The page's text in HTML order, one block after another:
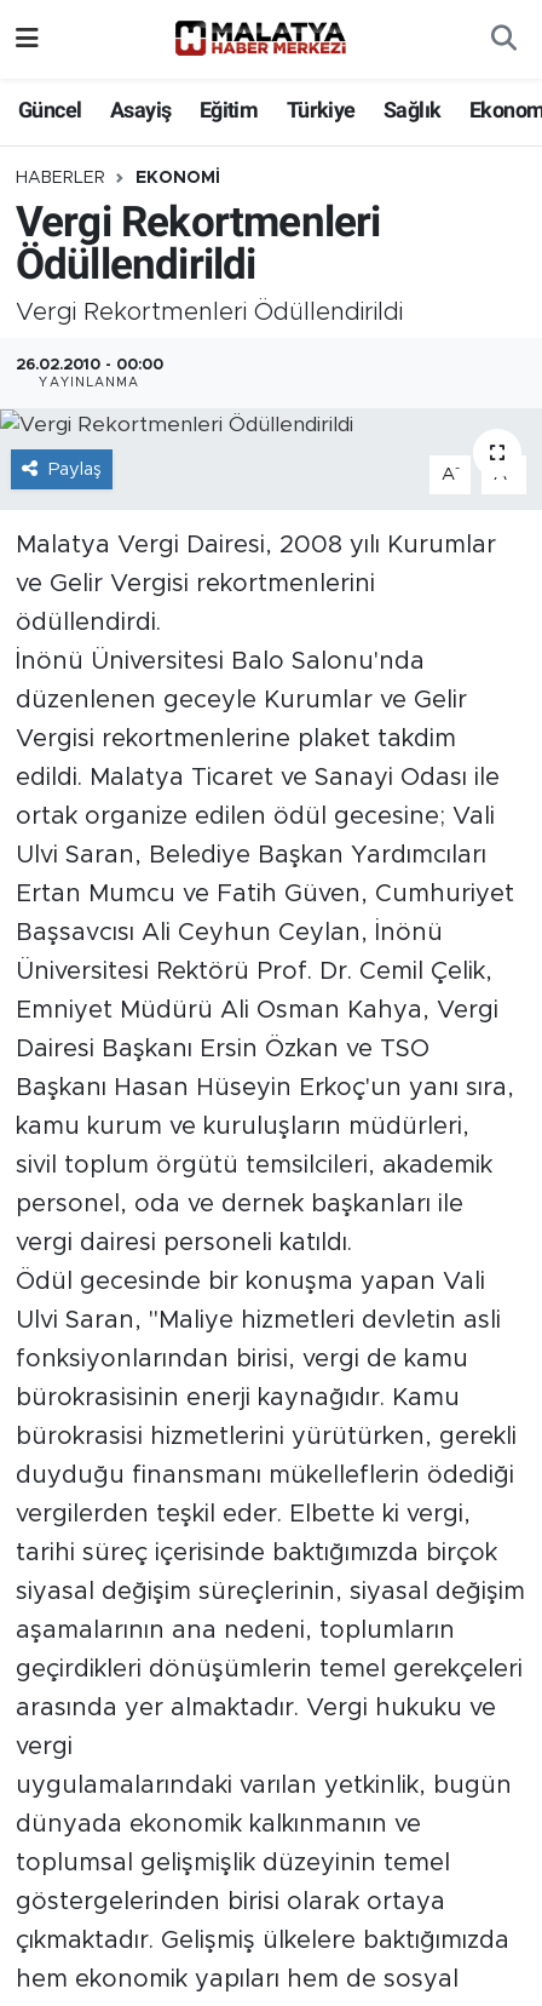
Güncel Asayiş Eğitim Türkiye Sağlık
HABERLER EKONOMI
Vergi Rekortmenleri
Ödüllendirildi
Vergi Rekortmenleri Ödüllendirildi
26.02.2010 - 00:00
YAYINLANMA
Paylaş A- A
Malatya Vergi Dairesi, 2008 yılı Kurumlar
ve Gelir Vergisi rekortmenlerini
ödüllendirdi.
İnönü Üniversitesi Balo Salonu'nda
düzenlenen geceyle Kurumlar ve Gelir
Vergisi rekortmenlerine plaket takdim
edildi. Malatya Ticaret ve Sanayi Odası ile
ortak organize edilen ödül gecesine; Vali
Ulvi Saran, Belediye Başkan Yardımcıları
Ertan Mumcu ve Fatih Güven, Cumhuriyet
Başsavcısı Ali Ceyhun Ceylan, İnönü
Üniversitesi Rektörü Prof. Dr. Cemil Çelik,
Emniyet Müdürü Ali Osman Kahya, Vergi
Dairesi Başkanı Ersin Özkan ve TSO
Başkanı Hasan Hüseyin Erkoç'un yanı sıra,
kamu kurum ve kuruluşların müdürleri,
sivil toplum örgütü temsilcileri, akademik
personel, oda ve dernek başkanları ile
vergi dairesi personeli katıldı.
Ödül gecesinde bir konuşma yapan Vali
Ulvi Saran, "Maliye hizmetleri devletin asli
fonksiyonlarından birisi, vergi de kamu
bürokrasisinin enerji kaynağıdır. Kamu
bürokrasisi hizmetlerini yürütürken, gerekli
duyduğu finansmanı mükelleflerin ödediği
vergilerden teşkil eder. Elbette ki vergi,
tarihi süreç içerisinde baktığımızda birçok
siyasal değişim süreçlerinin, siyasal değişim
aşamalarının ana nedeni, toplumların
geçirdikleri dönüşümlerin temel gerekçeleri
arasında yer almaktadır. Vergi hukuku ve
vergi
uygulamalarındaki varılan yetkinlik, bugün
dünyada ekonomik kalkınmanın ve
toplumsal gelişmişlik düzeyinin temel
göstergelerinden birisi olarak ortaya
çıkmaktadır. Gelişmiş ülkelere baktığımızda
hem ekonomik yapıları hem de sosyal
Eğitim
Türkiye
Sağlık
Kültür
İş İlanları
Dünya
Spor
Yazıhan
Kuluncak
Yeşilyurt
Akçadağ
Doğanyol
Arapgir
Battalgazi
Doğanşehir
Hekimhan
Kale
Pütürge
Sinema
Asayiş
Siyaset
Adıyaman